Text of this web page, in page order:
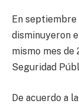
En
disminuyeron
mismo mes
Seguridad
De acuerdo a